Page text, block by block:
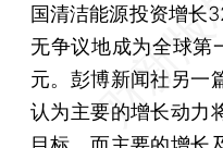
国清洁能源投资增长
无争议地成为全球第
元。彭博新闻社另一
认为主要的增长动力